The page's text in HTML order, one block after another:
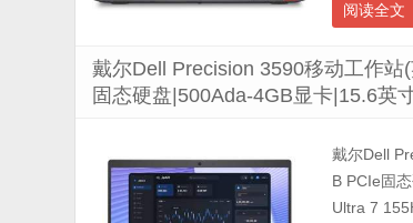
阅读全文
戴尔Dell Precision 3590移动工作
固态硬盘|500Ada-4GB显卡|15.6英
戴尔Dell
B PCIe固
Ultra 7